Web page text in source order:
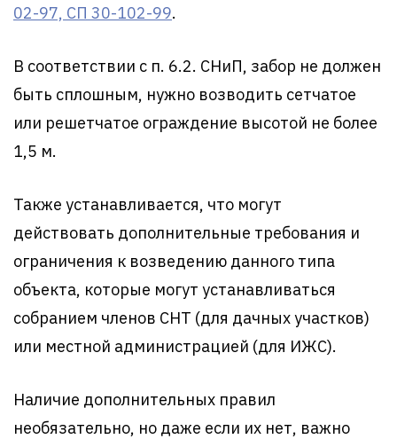
02-97, СП 30-102-99.
В соответствии с п. 6.2. СНиП, забор не должен
быть сплошным, нужно возводить сетчатое
или решетчатое ограждение высотой не более
1,5 м.
Также устанавливается, что могут
действовать дополнительные требования и
ограничения к возведению данного типа
объекта, которые могут устанавливаться
собранием членов СНТ (для дачных участков)
или местной администрацией (для ИЖС).
Наличие дополнительных правил
необязательно, но даже если их нет, важно